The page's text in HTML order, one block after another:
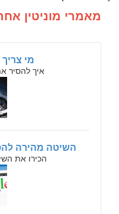
מאמרי מוניטין
מי צריך
איך להסיר את
השיטה מהירה
הכירו את